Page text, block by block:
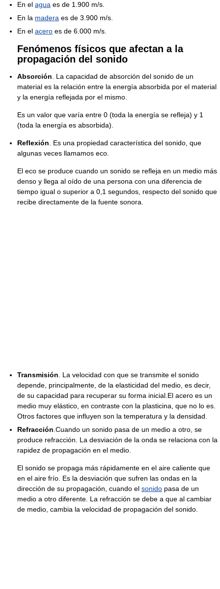
En el agua es de 1.900 m/s.
En la madera es de 3.900 m/s.
En el acero es de 6.000 m/s.
Fenómenos físicos que afectan a la
propagación del sonido
Absorción. La capacidad de absorción del sonido de un
material es la relación entre la energía absorbida por el material
y la energía reflejada por el mismo.
Es un valor que varía entre 0 (toda la energía se refleja) y 1
(toda la energía es absorbida).
Reflexión. Es una propiedad característica del sonido, que
algunas veces llamamos eco.
El eco se produce cuando un sonido se refleja en un medio más
denso y llega al oído de una persona con una diferencia de
tiempo igual o superior a 0,1 segundos, respecto del sonido que
recibe directamente de la fuente sonora.
Transmisión. La velocidad con que se transmite el sonido
depende, principalmente, de la elasticidad del medio, es decir,
de su capacidad para recuperar su forma inicial.El acero es un
medio muy elástico, en contraste con la plasticina, que no lo es.
Otros factores que influyen son la temperatura y la densidad.
Refracción.Cuando un sonido pasa de un medio a otro, se
produce refracción. La desviación de la onda se relaciona con la
rapidez de propagación en el medio.
El sonido se propaga más rápidamente en el aire caliente que
en el aire frío. Es la desviación que sufren las ondas en la
dirección de su propagación, cuando el sonido pasa de un
medio a otro diferente. La refracción se debe a que al cambiar
de medio, cambia la velocidad de propagación del sonido.